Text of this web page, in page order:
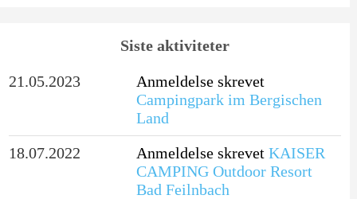
Siste aktiviteter
21.05.2023
Anmeldelse skrevet
Campingpark im Bergischen
Land
18.07.2022
Anmeldelse skrevet KAISER
CAMPING Outdoor Resort
Bad Feilnbach